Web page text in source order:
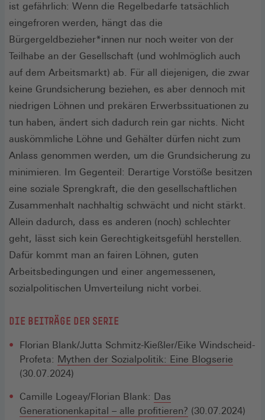
ist gefährlich: Wenn die Regelbedarfe tatsächlich
eingefroren werden, hängt das die
Bürgergeldbezieher*innen nur noch weiter von der
Teilhabe an der Gesellschaft (und wohlmöglich auch
auf dem Arbeitsmarkt) ab. Für all diejenigen, die zwar
keine Grundsicherung beziehen, es aber dennoch mit
niedrigen Löhnen und prekären Erwerbssituationen zu
tun haben, ändert sich dadurch rein gar nichts. Nicht
auskömmliche Löhne und Gehälter dürfen nicht zum
Anlass genommen werden, um die Grundsicherung zu
minimieren. Im Gegenteil: Derartige Vorstöße besitzen
eine soziale Sprengkraft, die den gesellschaftlichen
Zusammenhalt nachhaltig schwächt und nicht stärkt.
Allein dadurch, dass es anderen (noch) schlechter
geht, lässt sich kein Gerechtigkeitsgefühl herstellen.
Dafür kommt man an fairen Löhnen, guten
Arbeitsbedingungen und einer angemessenen,
sozialpolitischen Umverteilung nicht vorbei.
DIE BEITRÄGE DER SERIE
Florian Blank/Jutta Schmitz-Kießler/Eike Windscheid-
Profeta: Mythen der Sozialpolitik: Eine Blogserie
(30.07.2024)
Camille Logeay/Florian Blank: Das
Generationenkapital – alle profitieren? (30.07.2024)